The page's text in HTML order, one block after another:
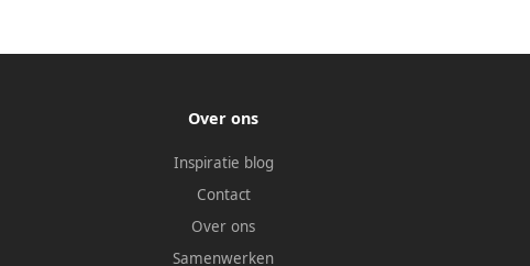
Over ons
Inspiratie blog
Contact
Over ons
Samenwerken